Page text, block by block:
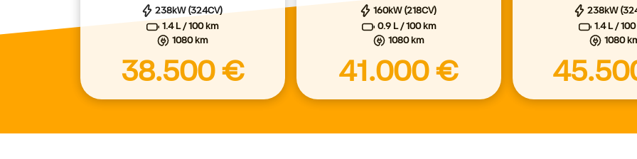
238kW (324CV)
1.4 L / 100 km
1080 km
38.500 €
160kW (218CV)
0.9 L / 100 km
1080 km
41.000 €
238kW
1.4 L /
1080